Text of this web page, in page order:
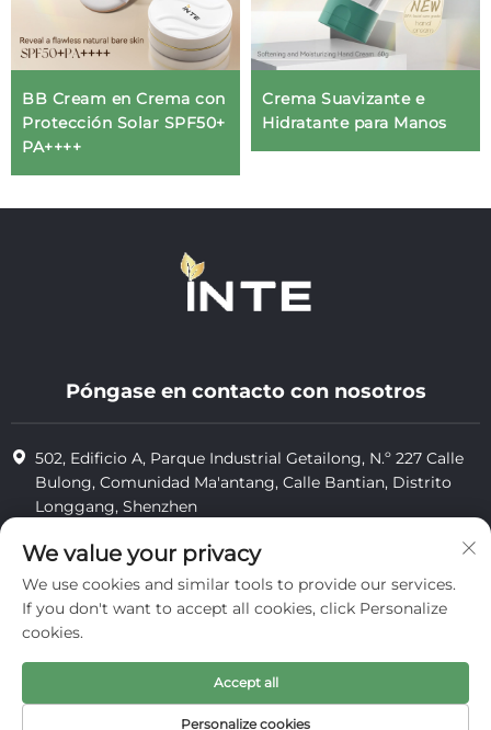
BB Cream en Crema con
Protección Solar SPF50+
PA++++
Crema Suavizante e
Hidratante para Manos
Póngase en contacto con nosotros
502, Edificio A, Parque Industrial Getailong, N.º 227 Calle
Bulong, Comunidad Ma'antang, Calle Bantian, Distrito
Longgang, Shenzhen
+86-13823773549
[email protected]
Derechos de autor © 2025 por Inte Cosmetics (Shenzhen) Co., Ltd.
privacidad
We value your privacy
We use cookies and similar tools to provide our services.
If you don't want to accept all cookies, click Personalize
cookies.
Personalize cookies
Accept all